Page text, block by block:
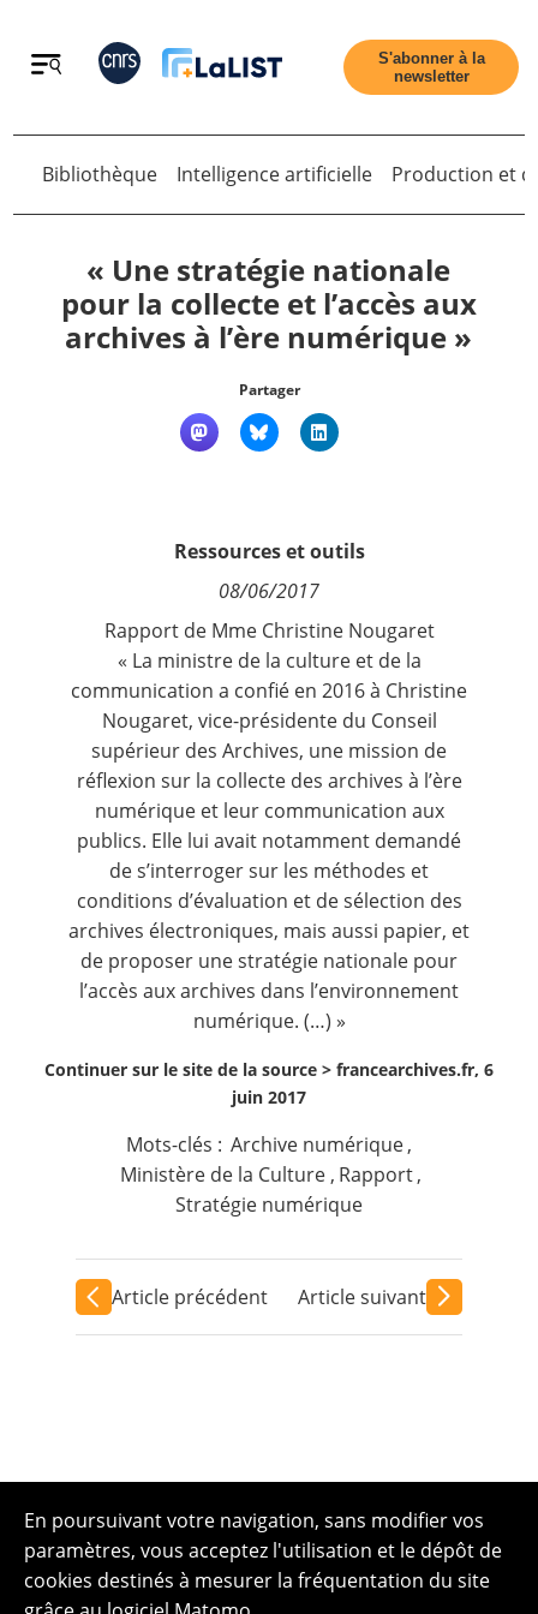
Retour
Accueil
Nous suivre
S'abonner à la
newsletter
Retour
Bibliothèque Intelligence artificielle Production et
« Une stratégie nationale
pour la collecte et l’accès aux
archives à l’ère numérique »
Partager
Ressources et outils
08/06/2017
Rapport de Mme Christine Nougaret
« La ministre de la culture et de la
communication a confié en 2016 à Christine
Nougaret, vice-présidente du Conseil
supérieur des Archives, une mission de
réflexion sur la collecte des archives à l’ère
numérique et leur communication aux
publics. Elle lui avait notamment demandé
de s’interroger sur les méthodes et
conditions d’évaluation et de sélection des
archives électroniques, mais aussi papier, et
de proposer une stratégie nationale pour
l’accès aux archives dans l’environnement
numérique. (…) »
Continuer sur le site de la source > francearchives.fr, 6
juin 2017
Mots-clés : Archive numérique,
Ministère de la Culture , Rapport,
Stratégie numérique
Article précédent Article suivant
En poursuivant votre navigation, sans modifier vos
paramètres, vous acceptez l'utilisation et le dépôt de
cookies destinés à mesurer la fréquentation du site